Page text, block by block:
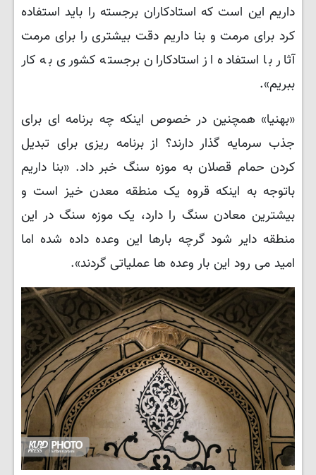
داریم این است که استادکاران برجسته را باید استفاده
کرد برای مرمت و بنا داریم دقت بیشتری را برای مرمت
آثار با استفاده از استادکاران برجسته کشوری به کار
ببریم».
«بهنیا» همچنین در خصوص اینکه چه برنامه ای برای
جذب سرمایه گذار دارند؟ از برنامه ریزی برای تبدیل
کردن حمام قصلان به موزه سنگ خبر داد. «بنا داریم
باتوجه به اینکه قروه یک منطقه معدن خیز است و
بیشترین معادن سنگ را دارد، یک موزه سنگ در این
منطقه دایر شود گرچه بارها این وعده داده شده اما
امید می رود این بار وعده ها عملیاتی گردند».